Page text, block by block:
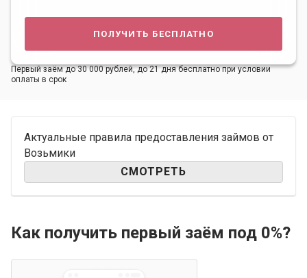
получить бесплатно
Первый заём до 30 000 рублей, до 21 дня бесплатно при условии
оплаты в срок
Актуальные правила предоставления займов от
Возьмики
СМОТРЕТЬ
Как получить первый заём под 0%?